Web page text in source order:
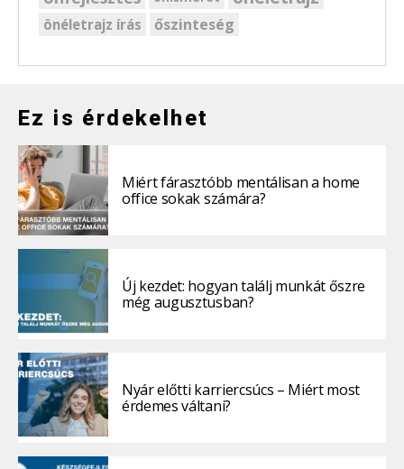
önéletrajz írás őszinteség
Ez is érdekelhet
Miért fárasztóbb mentálisan a home
office sokak számára?
Új kezdet: hogyan találj munkát őszre
még augusztusban?
Nyár előtti karriercsúcs – Miért most
érdemes váltani?